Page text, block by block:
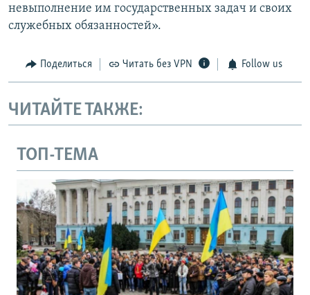
невыполнение им государственных задач и своих
служебных обязанностей».
Поделиться Читать без VPN Follow us
ЧИТАЙТЕ ТАКЖЕ:
ТОП-ТЕМА